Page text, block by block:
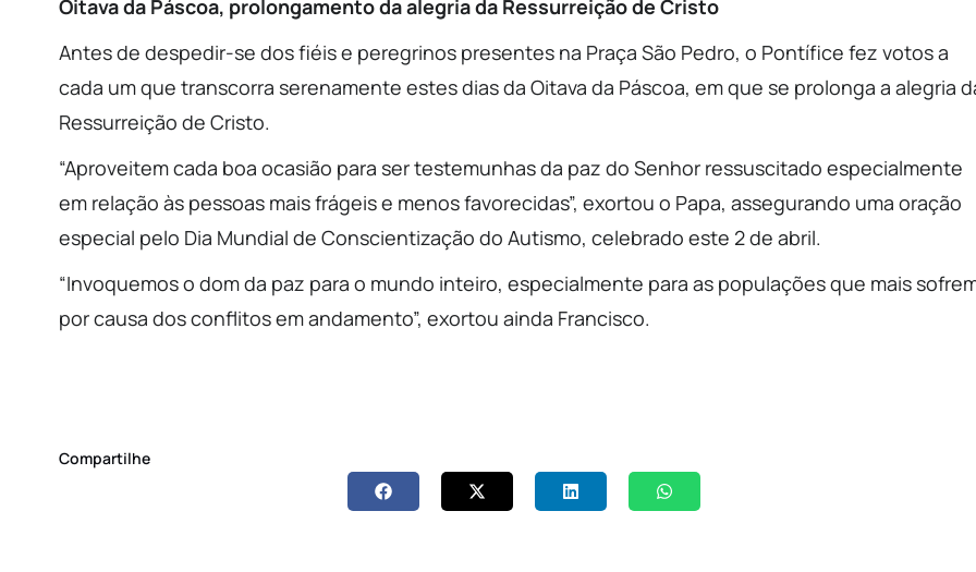
Oitava da Páscoa, prolongamento da alegria da Ressurreição de Cristo
Antes de despedir-se dos fiéis e peregrinos presentes na Praça São Pedro, o Pontífice fez votos a
cada um que transcorra serenamente estes dias da Oitava da Páscoa, em que se prolonga a alegria
Ressurreição de Cristo.
“Aproveitem cada boa ocasião para ser testemunhas da paz do Senhor ressuscitado especialmente
em relação às pessoas mais frágeis e menos favorecidas”, exortou o Papa, assegurando uma oração
especial pelo Dia Mundial de Conscientização do Autismo, celebrado este 2 de abril.
“Invoquemos o dom da paz para o mundo inteiro, especialmente para as populações que mais
por causa dos conflitos em andamento”, exortou ainda Francisco.
Compartilhe